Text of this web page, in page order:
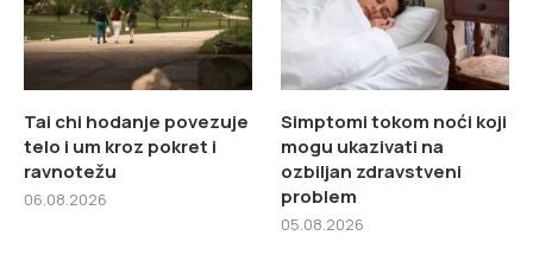
Tai chi hodanje povezuje
telo i um kroz pokret i
ravnotežu
06.08.2026
Simptomi tokom noći koji
mogu ukazivati na
ozbiljan zdravstveni
problem
05.08.2026